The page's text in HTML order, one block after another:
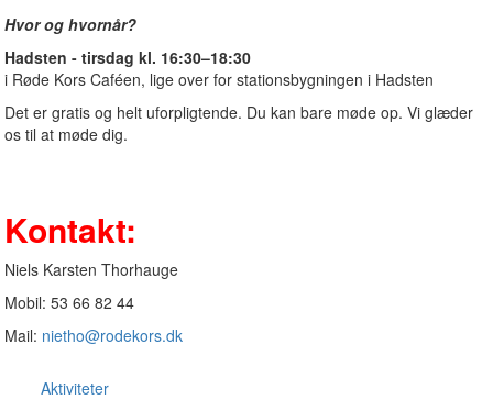
Hvor og hvornår?
Hadsten - tirsdag kl. 16:30–18:30
i Røde Kors Caféen, lige over for stationsbygningen i Hadsten
Det er gratis og helt uforpligtende. Du kan bare møde op. Vi glæder
os til at møde dig.
Kontakt:
Niels Karsten Thorhauge
Mobil: 53 66 82 44
Mail: nietho@rodekors.dk
Aktiviteter